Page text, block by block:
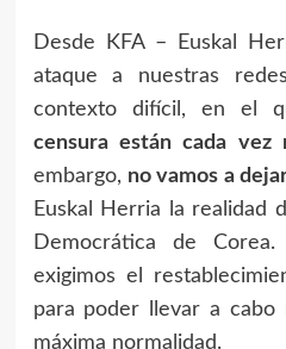
Desde KFA – Euskal
ataque a nuestras
contexto difícil, en el
censura están cada vez
embargo, no vamos a
Euskal Herria la realidad
Democrática de
exigimos el
para poder llevar a
máxima normalidad.